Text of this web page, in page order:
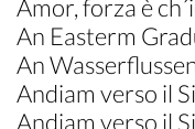
Amor, forza è
An Easterm
An
Andiam verso il
Andiam verso il